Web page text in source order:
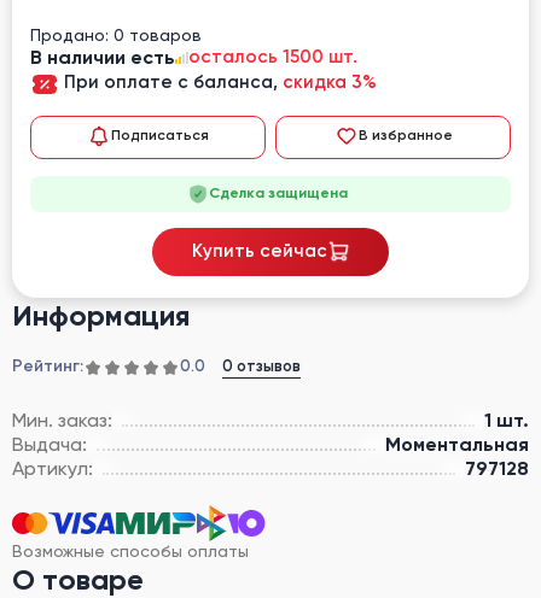
Информация
Рейтинг: 0.0 0 отзывов
Мин. заказ:
1 шт.
Выдача:
Моментальная
Артикул:
797128
Возможные способы оплаты
О товаре
Продано: 0 товаров
В наличии есть
осталось 1500 шт.
При оплате с баланса, скидка 3%
Подписаться В избранное
Сделка защищена
Купить сейчас